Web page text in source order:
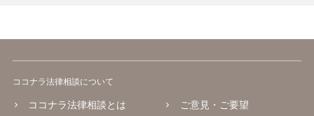
ココナラ法律相談について
ココナラ法律相談とは
ご意見・ご要望